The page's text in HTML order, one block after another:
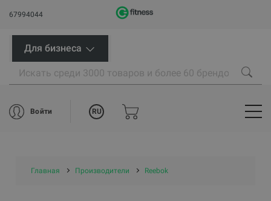
67994044
Для бизнеса
Войти RU
Главная Производители Reebok